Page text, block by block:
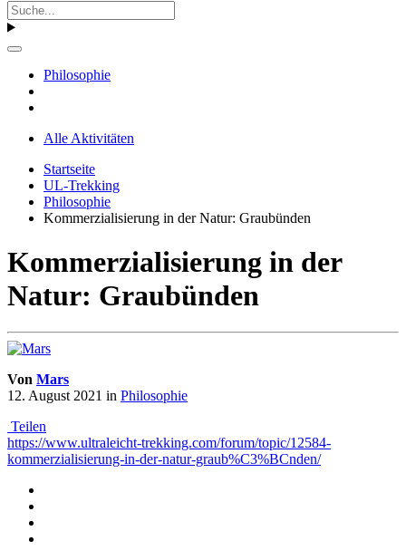
Philosophie
Alle Aktivitäten
Startseite
UL-Trekking
Philosophie
Kommerzialisierung in der Natur: Graubünden
Kommerzialisierung in der
Natur: Graubünden
Von Mars
12. August 2021 in Philosophie
Teilen
https://www.ultraleicht-trekking.com/forum/topic/12584-
kommerzialisierung-in-der-natur-graub%C3%BCnden/